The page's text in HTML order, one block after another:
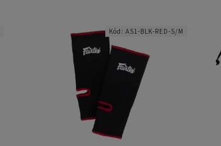
Kód: AS1-BLK-RED-S/M